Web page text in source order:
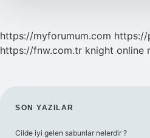
https://myforumum.com https://
https://fnw.com.tr knight online
SIDEBAR
SON YAZILAR
Cilde iyi gelen sabunlar nelerdir ?